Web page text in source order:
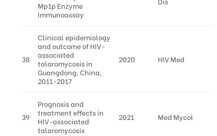
Mp1p Enzyme
Immunoassay
38
Clinical epidemiology
and outcome of HIV-
associated
talaromycosis in
Guangdong, China,
2011-2017
2020 HIV Med
39
Prognosis and
treatment effects in
HIV-associated
talaromycosis
2021 Med Mycol